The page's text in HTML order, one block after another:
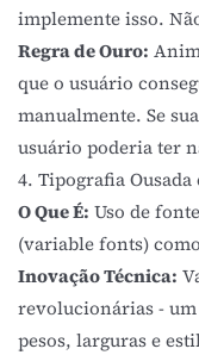
implemente isso.
Regra de Ouro:
que o usuário
manualmente. Se
usuário poderia ter
4. Tipografia
O Que É: Uso de
(variable fonts)
Inovação Técnica:
revolucionárias -
pesos, larguras e